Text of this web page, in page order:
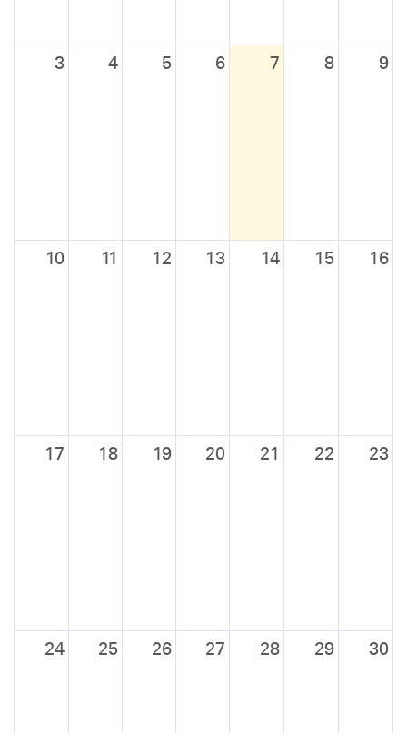
3 4 5 6 7 8 9
10 11 12 13 14 15 16
17 18 19 20 21 22 23
24 25 26 27 28 29 30